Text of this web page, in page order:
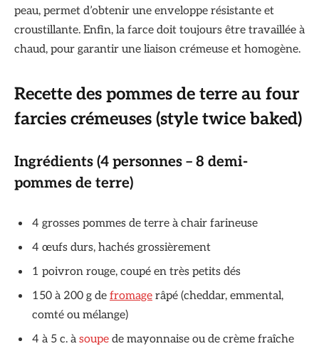
peau, permet d’obtenir une enveloppe résistante et
croustillante. Enfin, la farce doit toujours être travaillée à
chaud, pour garantir une liaison crémeuse et homogène.
Recette des pommes de terre au four
farcies crémeuses (style twice baked)
Ingrédients (4 personnes – 8 demi-
pommes de terre)
4 grosses pommes de terre à chair farineuse
4 œufs durs, hachés grossièrement
1 poivron rouge, coupé en très petits dés
150 à 200 g de fromage râpé (cheddar, emmental,
comté ou mélange)
4 à 5 c. à soupe de mayonnaise ou de crème fraîche